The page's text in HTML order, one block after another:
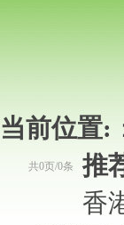
当前位置:
共0页/0条
推
香